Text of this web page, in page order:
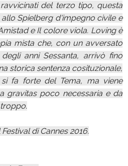
del terzo tipo, questa
Spielberg d'impegno civile e
e Il colore viola. Loving è
mista che, con un avversato
anni Sessanta, arrivò fino
storica sentenza cosituzionale,
fa forte del Tema, ma viene
gravitas poco necessaria e da
di Cannes 2016.